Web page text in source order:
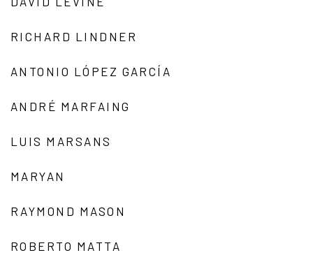
RICHARD LINDNER
ANTONIO LÓPEZ GARCÍA
ANDRÉ MARFAING
LUIS MARSANS
MARYAN
RAYMOND MASON
ROBERTO MATTA